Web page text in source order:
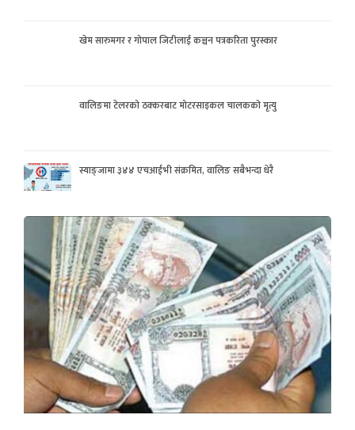
खेम सारुमगर र गोपाल जिटीलाई कञ्चन पत्रकरिता पुरस्कार
वालिङमा टेलरको ठक्करबाट मोटरसाइकल चालकको मृत्यु
स्याङ्जामा ३४४ एचआईभी संक्रमित, वालिङ सबैभन्दा धेरै